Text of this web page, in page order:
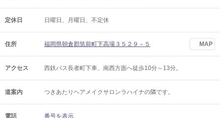
定休日 日曜日、月曜日、不定休
住所 福岡県朝倉郡筑前町下高場３５２９－５ MAP
アクセス 西鉄バス長者町下車、南西方面へ徒歩10分～13分。
道案内 つきあたりヘアメイクサロンラハイナの隣です。
電話 番号を表示